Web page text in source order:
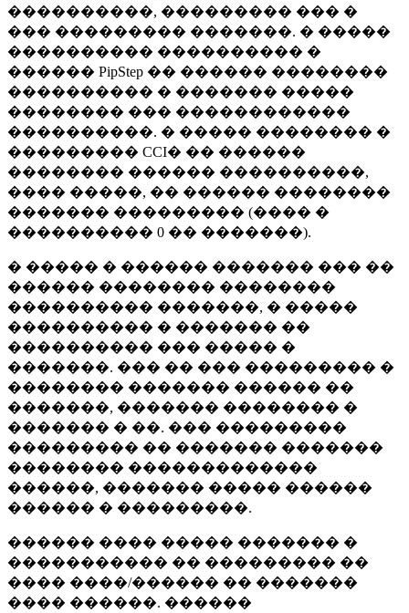
����������, ��������� ��� �
��� ��������� �������. � �����
���������� ���������� �
������ PipStep �� ������ ��������
���������� � ������� �����
�������� ��� ������������
����������. � ����� �������� �
��������� CCI� �� ������
�������� ������ ����������,
���� �����, �� ������ ��������
������� ��������� (���� �
���������� 0 �� �������).
� ����� � ������ ������� ��� ��
������ �������� ��������
���������� �������, � �����
���������� � ������� ��
���������� ��� ����� �
�������. ��� �� ��� ��������� �
�������� ������� ������ ��
�������, ������� �������� �
������� � ��. ��� ���������
��������� �� ������� �������
�������� �������������
������, ������� ����� ������
������ � ���������.
������ ���� ����� ������� �
����������� �� ��������� ��
���� ����/������ �� �������
���� ������. ������